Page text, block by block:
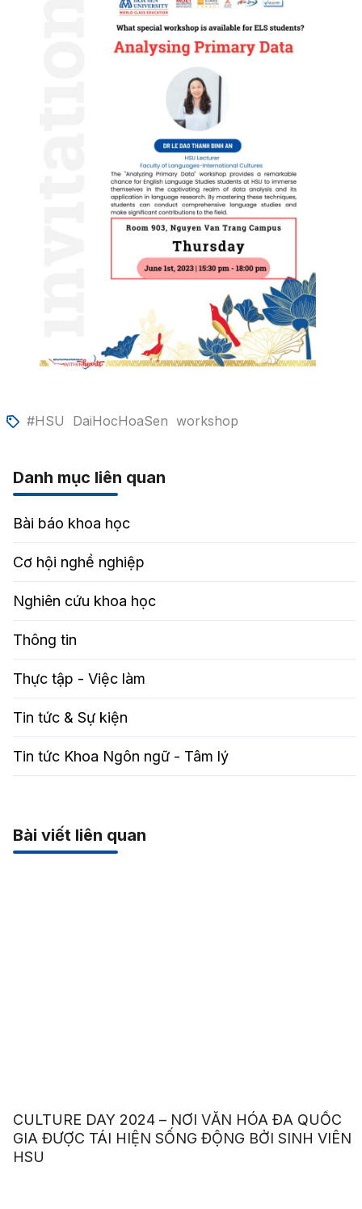
#HSU DaiHocHoaSen workshop
Danh mục liên quan
Bài báo khoa học
Cơ hội nghề nghiệp
Nghiên cứu khoa học
Thông tin
Thực tập - Việc làm
Tin tức & Sự kiện
Tin tức Khoa Ngôn ngữ - Tâm lý
Bài viết liên quan
CULTURE DAY 2024 – NƠI VĂN HÓA ĐA QUỐC
GIA ĐƯỢC TÁI HIỆN SỐNG ĐỘNG BỞI SINH VIÊN
HSU